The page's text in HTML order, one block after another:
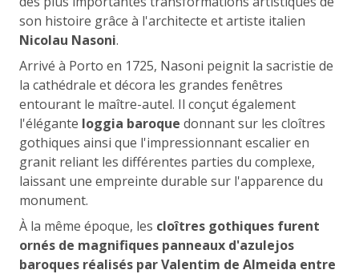
son histoire grâce à l'architecte et artiste italien
Nicolau Nasoni.
Arrivé à Porto en 1725, Nasoni peignit la sacristie de
la cathédrale et décora les grandes fenêtres
entourant le maître-autel. Il conçut également
l'élégante loggia baroque donnant sur les cloîtres
gothiques ainsi que l'impressionnant escalier en
granit reliant les différentes parties du complexe,
laissant une empreinte durable sur l'apparence du
monument.
À la même époque, les cloîtres gothiques furent
ornés de magnifiques panneaux d'azulejos
baroques réalisés par Valentim de Almeida entre